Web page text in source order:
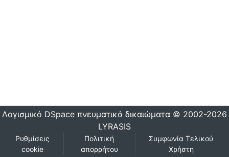
Λογισμικό DSpace πνευματικά δικαιώματα © 2002-2026
LYRASIS
Ρυθμίσεις
cookie
Πολιτική
απορρήτου
Συμφωνία Τελικού
Χρήστη